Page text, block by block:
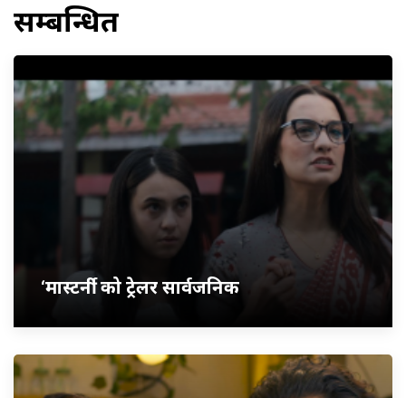
सम्बन्धित
‘मास्टर्नी’ को ट्रेलर सार्वजनिक